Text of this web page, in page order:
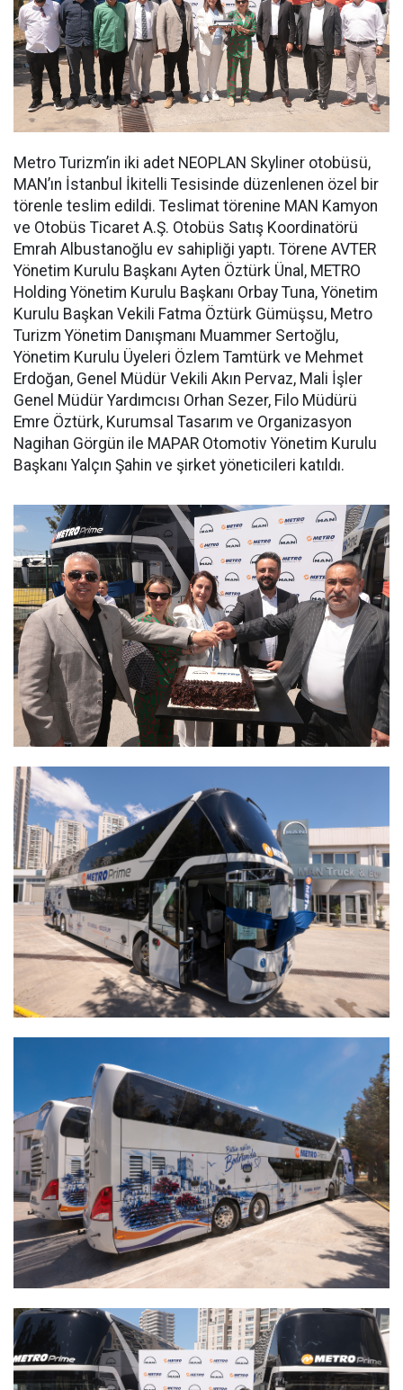
Metro Turizm’in iki adet NEOPLAN Skyliner otobüsü,
MAN’ın İstanbul İkitelli Tesisinde düzenlenen özel bir
törenle teslim edildi. Teslimat törenine MAN Kamyon
ve Otobüs Ticaret A.Ş. Otobüs Satış Koordinatörü
Emrah Albustanoğlu ev sahipliği yaptı. Törene AVTER
Yönetim Kurulu Başkanı Ayten Öztürk Ünal, METRO
Holding Yönetim Kurulu Başkanı Orbay Tuna, Yönetim
Kurulu Başkan Vekili Fatma Öztürk Gümüşsu, Metro
Turizm Yönetim Danışmanı Muammer Sertoğlu,
Yönetim Kurulu Üyeleri Özlem Tamtürk ve Mehmet
Erdoğan, Genel Müdür Vekili Akın Pervaz, Mali İşler
Genel Müdür Yardımcısı Orhan Sezer, Filo Müdürü
Emre Öztürk, Kurumsal Tasarım ve Organizasyon
Nagihan Görgün ile MAPAR Otomotiv Yönetim Kurulu
Başkanı Yalçın Şahin ve şirket yöneticileri katıldı.